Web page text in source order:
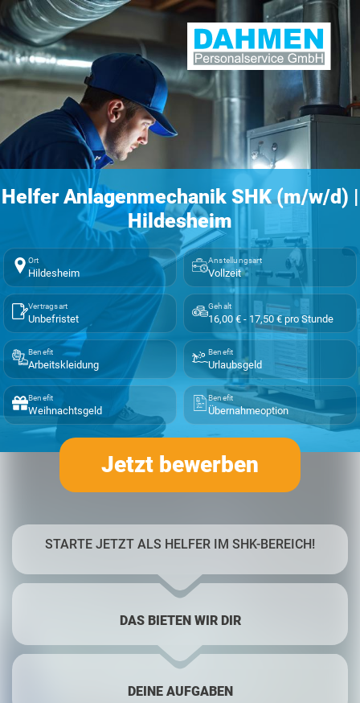
Helfer Anlagenmechanik SHK (m/w/d) |
Hildesheim
Ort
Hildesheim
Anstellungsart
Vollzeit
Vertragsart
Unbefristet
Gehalt
16,00 € - 17,50 € pro Stunde
Benefit
Arbeitskleidung
Benefit
Urlaubsgeld
Benefit
Weihnachtsgeld
Benefit
Übernahmeoption
Jetzt bewerben
STARTE JETZT ALS HELFER IM SHK-BEREICH!
DAS BIETEN WIR DIR
DEINE AUFGABEN